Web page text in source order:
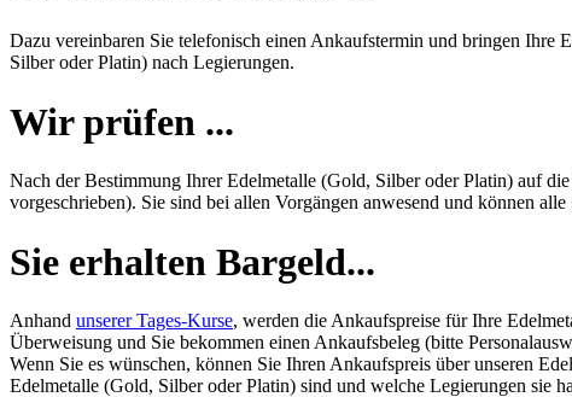
Dazu vereinbaren Sie telefonisch einen Ankaufstermin und bringen
Silber oder Platin) nach Legierungen.
Wir prüfen ...
Nach der Bestimmung Ihrer Edelmetalle (Gold, Silber oder Platin) auf
vorgeschrieben). Sie sind bei allen Vorgängen anwesend und können
Sie erhalten Bargeld...
Anhand unserer Tages-Kurse, werden die Ankaufspreise für Ihre
Überweisung und Sie bekommen einen Ankaufsbeleg (bitte
Wenn Sie es wünschen, können Sie Ihren Ankaufspreis über unseren
Edelmetalle (Gold, Silber oder Platin) sind und welche Legierungen sie